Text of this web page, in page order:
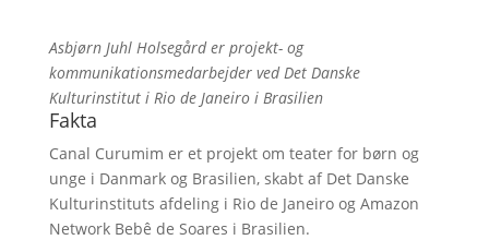
Asbjørn Juhl Holsegård er projekt- og
kommunikationsmedarbejder ved Det Danske
Kulturinstitut i Rio de Janeiro i Brasilien
Fakta
Canal Curumim er et projekt om teater for børn og
unge i Danmark og Brasilien, skabt af Det Danske
Kulturinstituts afdeling i Rio de Janeiro og Amazon
Network Bebê de Soares i Brasilien.